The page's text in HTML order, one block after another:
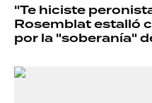
"Te hiciste
Rosemblat estalló
por la "soberanía"